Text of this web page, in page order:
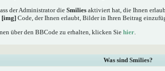
der Administrator dieSmilies aktiviert hat, die Ihnen
[img] Code, der Ihnen erlaubt, Bilder in Ihren Beitrag
über den BBCode zu erhalten, klicken Sie hier.
Was sind Smilies?